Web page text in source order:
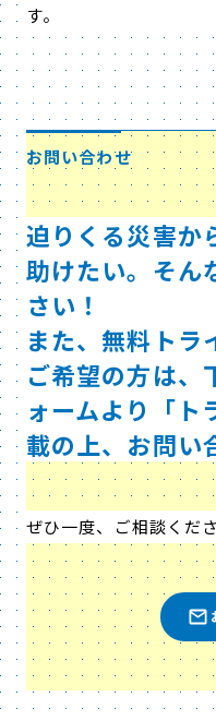
す。
お問い合わせ
迫りくる災害か
助けたい。そん
さい！
また、無料トラ
ご希望の方は、
ォームより「ト
載の上、お問い
ぜひ一度、ご相談くだ